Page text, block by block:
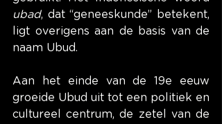
ubad, dat “geneeskunde” betekent,
ligt overigens aan de basis van de
naam Ubud.
Aan het einde van de 19e eeuw
groeide Ubud uit tot een politiek en
cultureel centrum, de zetel van de